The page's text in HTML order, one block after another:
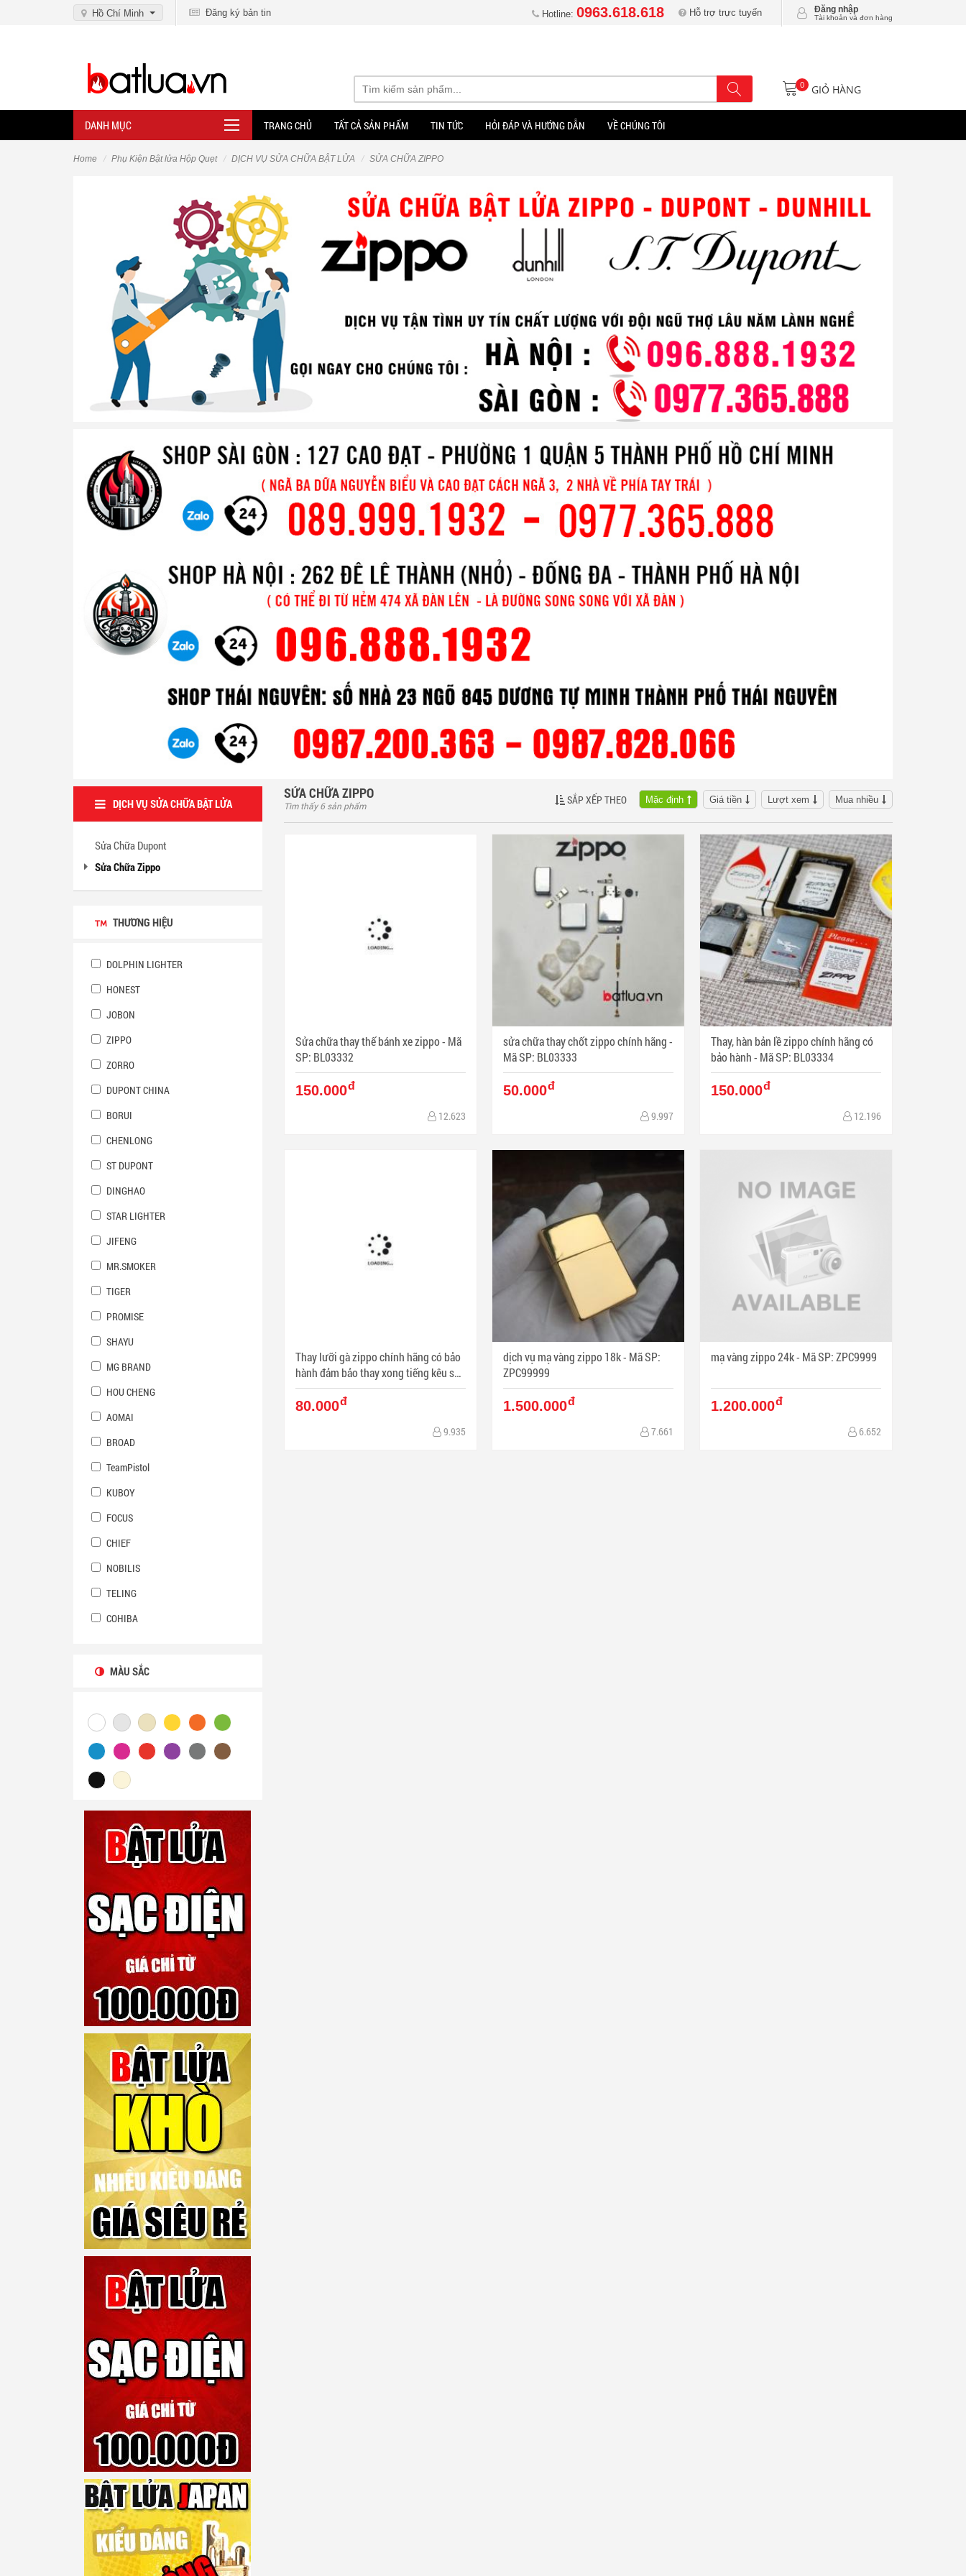
Hồ Chí Minh Đăng ký bản tin Hotline: 0963.618.618 Hỗ trợ trực tuyến Đăng nhập
Tài khoản và đơn hàng
0 GIỎ HÀNG
DANH MỤC TRANG CHỦ TẤT CẢ SẢN PHẨM TIN TỨC HỎI ĐÁP VÀ HƯỚNG DẪN VỀ CHÚNG TÔI
Home Phụ Kiện Bật lửa Hộp Quẹt DỊCH VỤ SỬA CHỮA BẬT LỬA SỬA CHỮA ZIPPO
SỬA CHỮA ZIPPO
Tìm thấy 6 sản phẩm SẮP XẾP THEO Mặc định Giá tiền Lượt xem Mua nhiều
Sửa chữa thay thế bánh xe zippo - Mã
SP: BL03332
150.000đ
12.623
sửa chữa thay chốt zippo chính hãng -
Mã SP: BL03333
50.000đ
9.997
Thay, hàn bản lề zippo chính hãng có
bảo hành - Mã SP: BL03334
150.000đ
12.196
Thay lưỡi gà zippo chính hãng có bảo
hành đảm bảo thay xong tiếng kêu sẽ
hay hơn - Mã SP: BL03335
80.000đ
9.935
dịch vụ mạ vàng zippo 18k - Mã SP:
ZPC99999
1.500.000đ
7.661
mạ vàng zippo 24k - Mã SP: ZPC9999
1.200.000đ
6.652
DỊCH VỤ SỬA CHỮA BẬT LỬA
Sửa Chữa Dupont
Sửa Chữa Zippo
THƯƠNG HIỆU
DOLPHIN LIGHTER
HONEST
JOBON
ZIPPO
ZORRO
DUPONT CHINA
BORUI
CHENLONG
ST DUPONT
DINGHAO
STAR LIGHTER
JIFENG
MR.SMOKER
TIGER
PROMISE
SHAYU
MG BRAND
HOU CHENG
AOMAI
BROAD
TeamPistol
KUBOY
FOCUS
CHIEF
NOBILIS
TELING
COHIBA
MÀU SẮC